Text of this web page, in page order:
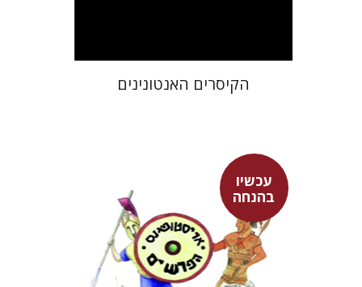
הקיסרים האנטונינים
עכשיו
בהנחה
אריסטופאנס
דבורה גילולה
זיוה כספי